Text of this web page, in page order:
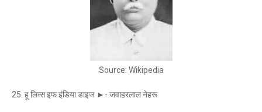
Source: Wikipedia
25. हू लिव्स इफ इंडिया डाइज ►- जवाहरलाल नेहरू